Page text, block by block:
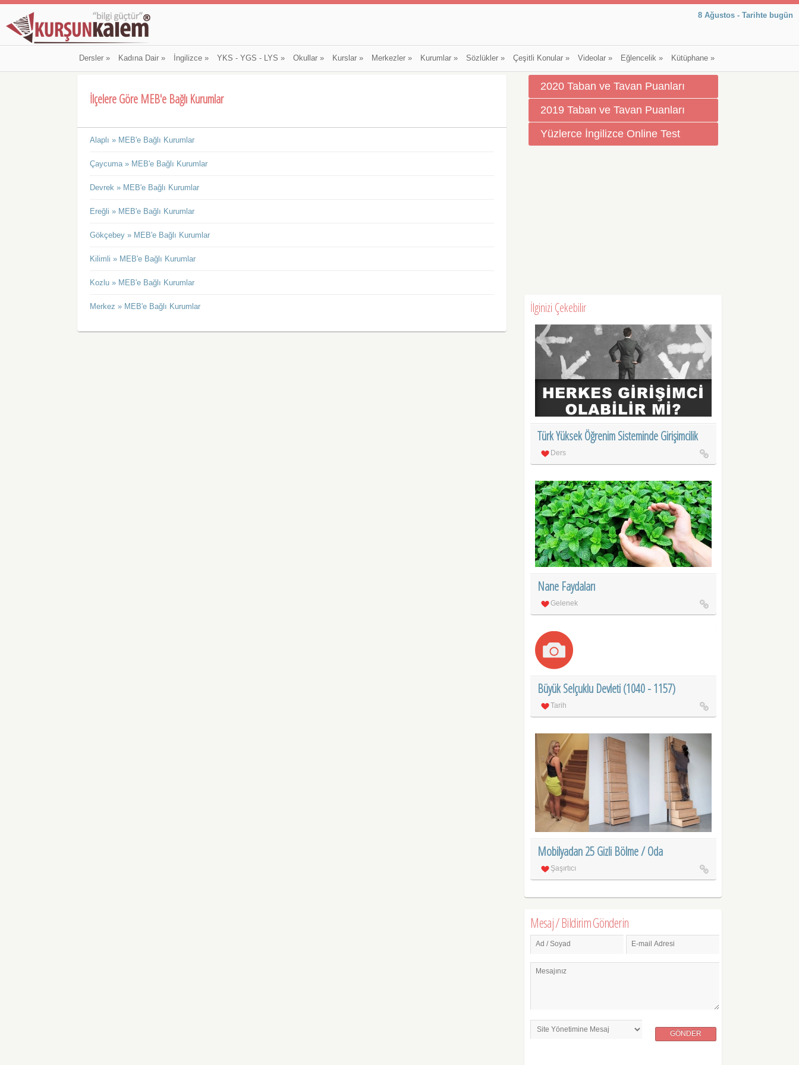
8 Ağustos - Tarihte bugün
Dersler» Kadına Dair» İngilizce» YKS - YGS - LYS » Okullar» Kurslar» Merkezler» Kurumlar» Sözlükler» Çeşitli Konular» Videolar» Eğlencelik» Kütüphane»
İlçelere Göre MEB'e Bağlı Kurumlar
Alaplı » MEB'e Bağlı Kurumlar
Çaycuma » MEB'e Bağlı Kurumlar
Devrek » MEB'e Bağlı Kurumlar
Ereğli » MEB'e Bağlı Kurumlar
Gökçebey » MEB'e Bağlı Kurumlar
Kilimli » MEB'e Bağlı Kurumlar
Kozlu » MEB'e Bağlı Kurumlar
Merkez » MEB'e Bağlı Kurumlar
2020 Taban ve Tavan Puanları
2019 Taban ve Tavan Puanları
Yüzlerce İngilizce Online Test
İlginizi Çekebilir
Türk Yüksek Öğrenim Sisteminde Girişimcilik
Ders
Nane Faydaları
Gelenek
Büyük Selçuklu Devleti (1040 - 1157)
Tarih
Mobilyadan 25 Gizli Bölme / Oda
Şaşırtıcı
Mesaj / Bildirim Gönderin
Ad / Soyad E-mail Adresi
Mesajınız
GÖNDER